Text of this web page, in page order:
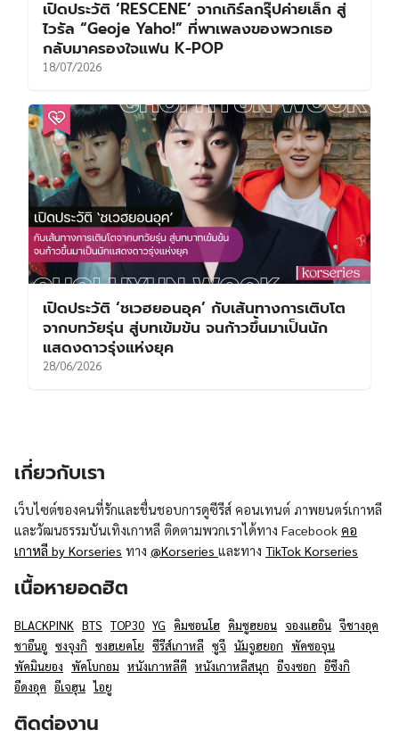
เปิดประวัติ ‘RESCENE’ จากเกิร์ลกรุ๊ปค่ายเล็ก สู่
ไวรัล “Geoje Yaho!” ที่พาเพลงของพวกเธอ
กลับมาครองใจแฟน K-POP
18/07/2026
เปิดประวัติ ‘ชเวฮยอนอุค’ กับเส้นทางการเติบโต
จากบทวัยรุ่น สู่บทเข้มข้น จนก้าวขึ้นมาเป็นนัก
แสดงดาวรุ่งแห่งยุค
28/06/2026
เกี่ยวกับเรา
เว็บไซต์ของคนที่รักและชื่นชอบการดูซีรีส์ คอนเทนต์ ภาพยนตร์เกาหลี
และวัฒนธรรมบันเทิงเกาหลี ติดตามพวกเราได้ทาง Facebook คอ
เกาหลี by Korseries ทาง @Korseries และทาง TikTok Korseries
เนื้อหายอดฮิต
BLACKPINK BTS TOP30 YG คิมซอนโฮ คิมซูฮยอน จองแฮอิน จีชางอุค
ชาอึนอู ซงจุงกิ ซงฮเยคโย ซีรีส์เกาหลี ซูจี นัมจูฮยอก พัคซอจุน
พัคมินยอง พัคโบกอม หนังเกาหลีดี หนังเกาหลีสนุก อีจงซอก อีซึงกิ
อีดงอุค อีเจฮุน ไอยู
ติดต่องาน